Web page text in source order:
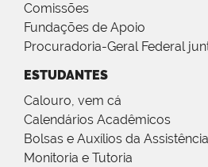
Comissões
Fundações de Apoio
Procuradoria-Geral Federal
ESTUDANTES
Calouro, vem cá
Calendários Acadêmicos
Bolsas e Auxílios da
Monitoria e Tutoria